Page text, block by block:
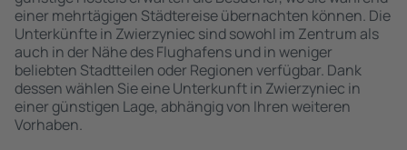
einer mehrtägigen Städtereise übernachten können. Die
Unterkünfte in Zwierzyniec sind sowohl im Zentrum als
auch in der Nähe des Flughafens und in weniger
beliebten Stadtteilen oder Regionen verfügbar. Dank
dessen wählen Sie eine Unterkunft in Zwierzyniec in
einer günstigen Lage, abhängig von Ihren weiteren
Vorhaben.